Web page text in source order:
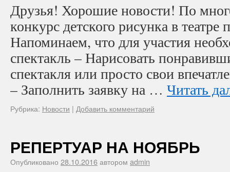
Друзья! Хорошие новости! По
конкурс детского рисунка в театре
Напоминаем, что для участия
спектакль – Нарисовать
спектакля или просто свои
– Заполнить заявку на … Читать
Рубрика: Новости | Добавить комментарий
РЕПЕРТУАР НА НОЯБРЬ
Опубликовано 28.10.2016автором admin